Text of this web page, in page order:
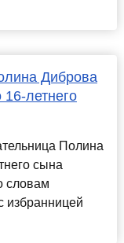
Диброва
16-летнего
Полина
сына
словам
избранницей